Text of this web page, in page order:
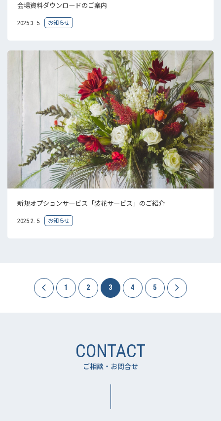
会場資料ダウンロードのご案内
2025.3. 5 お知らせ
新規オプションサービス「装花サービス」のご紹介
2025.2. 5 お知らせ
1 2 3 4 5
CONTACT
ご相談・お問合せ